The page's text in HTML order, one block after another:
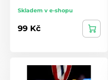
Skladem v e-shopu
99 Kč